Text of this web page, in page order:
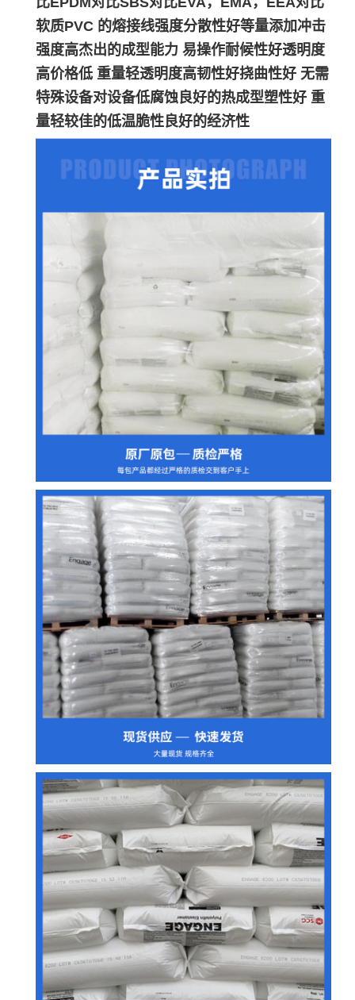
软质PVC 的熔接线强度分散性好等量添加冲击
强度高杰出的成型能力 易操作耐候性好透明度
高价格低 重量轻透明度高韧性好挠曲性好 无需
特殊设备对设备低腐蚀良好的热成型塑性好 重
量轻较佳的低温脆性良好的经济性